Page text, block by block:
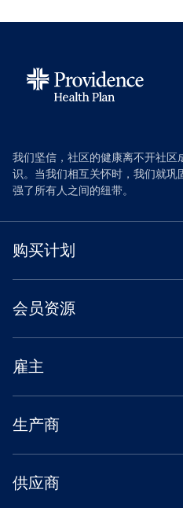
我们坚信，社区的健康离不开社区
识。当我们相互关怀时，我们就巩
强了所有人之间的纽带。
购买计划
会员资源
雇主
生产商
供应商